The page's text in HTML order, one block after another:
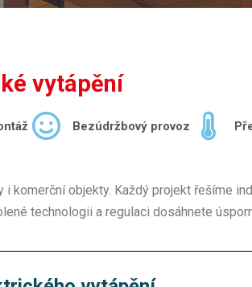
vytápění
Bezúdržbový provoz
komerční objekty. Každý projekt řešíme
technologii a regulaci dosáhnete